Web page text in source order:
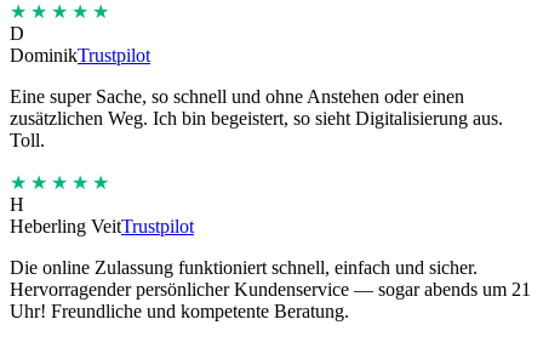
★★★★★
D
DominikTrustpilot
Eine super Sache, so schnell und ohne Anstehen oder einen
zusätzlichen Weg. Ich bin begeistert, so sieht Digitalisierung aus.
Toll.
★★★★★
H
Heberling VeitTrustpilot
Die online Zulassung funktioniert schnell, einfach und sicher.
Hervorragender persönlicher Kundenservice — sogar abends um 21
Uhr! Freundliche und kompetente Beratung.